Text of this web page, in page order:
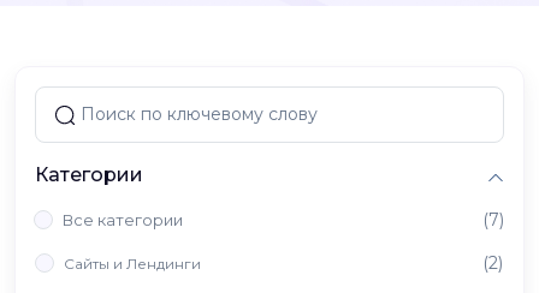
Категории
Все категории (7)
Сайты и Лендинги (2)